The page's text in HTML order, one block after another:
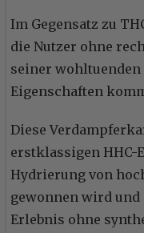
Im Gegensatz zu
die Nutzer ohne
seiner
Eigenschaften
Diese
erstklassigen HHC-
Hydrierung von
gewonnen wird
Erlebnis ohne